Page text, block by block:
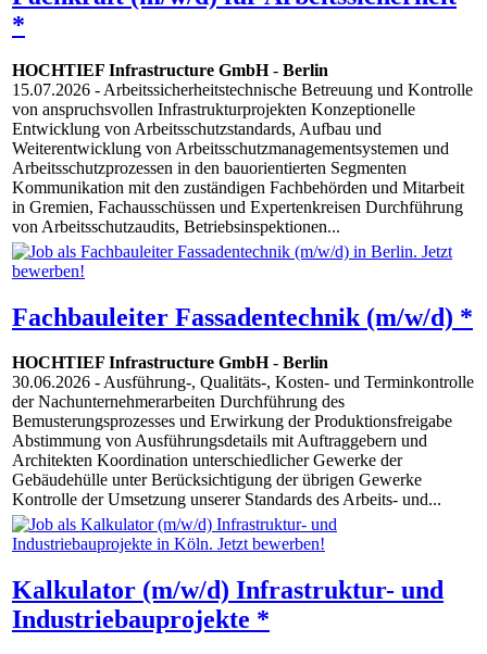
*
HOCHTIEF Infrastructure GmbH- Berlin
15.07.2026 - Arbeitssicherheitstechnische Betreuung und Kontrolle
von anspruchsvollen Infrastrukturprojekten Konzeptionelle
Entwicklung von Arbeitsschutzstandards, Aufbau und
Weiterentwicklung von Arbeitsschutzmanagementsystemen und
Arbeitsschutzprozessen in den bauorientierten Segmenten
Kommunikation mit den zuständigen Fachbehörden und Mitarbeit
in Gremien, Fachausschüssen und Expertenkreisen Durchführung
von Arbeitsschutzaudits, Betriebsinspektionen...
Fachbauleiter Fassadentechnik (m/w/d) *
HOCHTIEF Infrastructure GmbH- Berlin
30.06.2026 - Ausführung-, Qualitäts-, Kosten- und Terminkontrolle
der Nachunternehmerarbeiten Durchführung des
Bemusterungsprozesses und Erwirkung der Produktionsfreigabe
Abstimmung von Ausführungsdetails mit Auftraggebern und
Architekten Koordination unterschiedlicher Gewerke der
Gebäudehülle unter Berücksichtigung der übrigen Gewerke
Kontrolle der Umsetzung unserer Standards des Arbeits- und...
Kalkulator (m/w/d) Infrastruktur- und
Industriebauprojekte *